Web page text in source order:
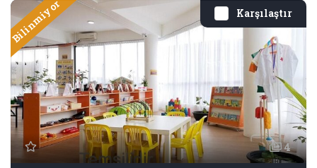
Karşılaştır
Bilinmiyor
4